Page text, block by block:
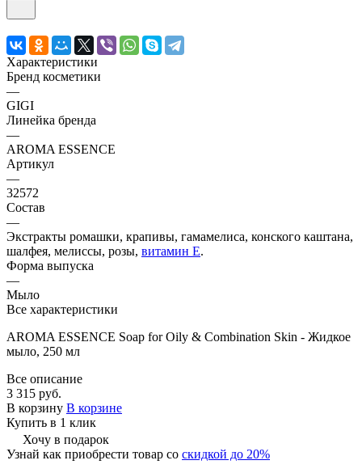
Характеристики
Бренд косметики
—
GIGI
Линейка бренда
—
AROMA ESSENCE
Артикул
—
32572
Состав
—
Экстракты ромашки, крапивы, гамамелиса, конского каштана,
шалфея, мелиссы, розы, витамин Е.
Форма выпуска
—
Мыло
Все характеристики
AROMA ESSENCE Soap for Oily & Combination Skin - Жидкое
мыло, 250 мл
Все описание
3 315 руб.
В корзину В корзине
Купить в 1 клик
Хочу в подарок
Узнай как приобрести товар со скидкой до 20%